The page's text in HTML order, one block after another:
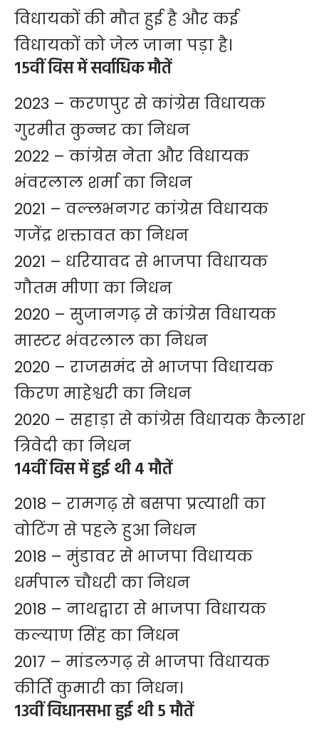
विधायकों की मौत हुई है और कई
विधायकों को जेल जाना पड़ा है।
15वीं विस में सर्वाधिक मौतें
2023 – करणपुर से कांग्रेस विधायक
गुरमीत कुन्नर का निधन
2022 – कांग्रेस नेता और विधायक
भंवरलाल शर्मा का निधन
2021 – वल्लभनगर कांग्रेस विधायक
गजेंद्र शक्तावत का निधन
2021 – धरियावद से भाजपा विधायक
गौतम मीणा का निधन
2020 – सुजानगढ़ से कांग्रेस विधायक
मास्टर भंवरलाल का निधन
2020 – राजसमंद से भाजपा विधायक
किरण माहेश्वरी का निधन
2020 – सहाड़ा से कांग्रेस विधायक कैलाश
त्रिवेदी का निधन
14वीं विस में हुई थी 4 मौतें
2018 – रामगढ़ से बसपा प्रत्याशी का
वोटिंग से पहले हुआ निधन
2018 – मुंडावर से भाजपा विधायक
धर्मपाल चौधरी का निधन
2018 – नाथद्वारा से भाजपा विधायक
कल्याण सिंह का निधन
2017 – मांडलगढ़ से भाजपा विधायक
कीर्ति कुमारी का निधन।
13वीं विधानसभा हुई थी 5 मौतें